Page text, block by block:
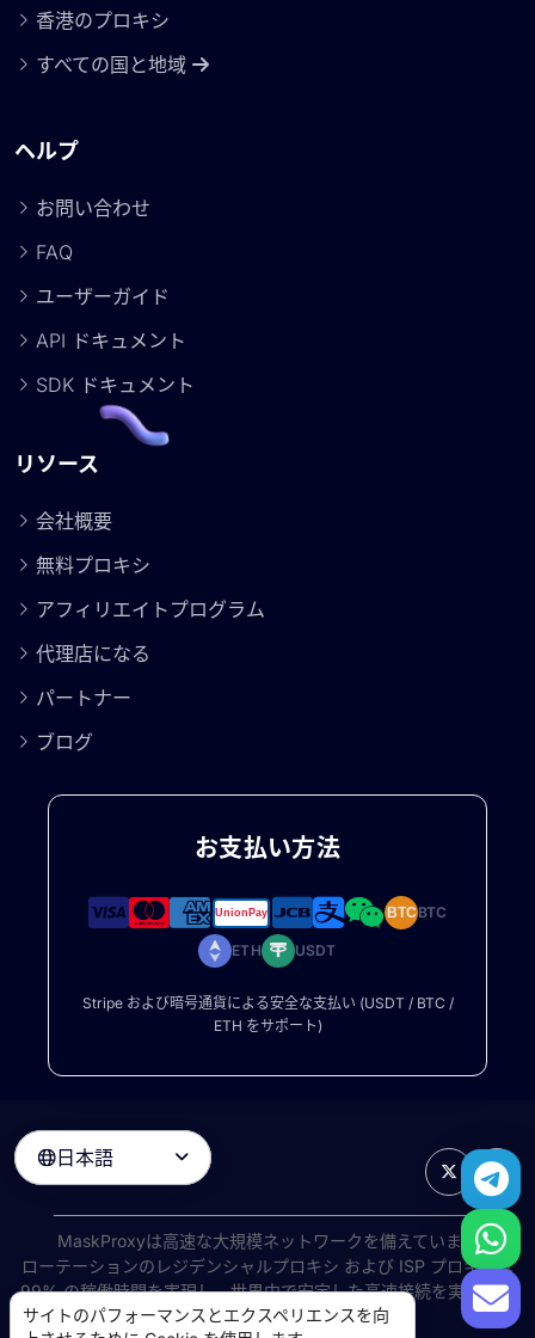
香港のプロキシ
すべての国と地域
ヘルプ
お問い合わせ
FAQ
ユーザーガイド
API ドキュメント
SDK ドキュメント
リソース
会社概要
無料プロキシ
アフィリエイトプログラム
代理店になる
パートナー
ブログ
お支払い方法
BTCBTC
ETH USDT
Stripe および暗号通貨による安全な支払い (USDT / BTC /
ETH をサポート)
日本語 
MaskProxyは高速な大規模ネットワークを備えています
ローテーションのレジデンシャルプロキシ および ISP プロキシは
99% の稼働時間を実現し、世界中で安定した高速接続を実現しま
す。
サイトのパフォーマンスとエクスペリエンスを向